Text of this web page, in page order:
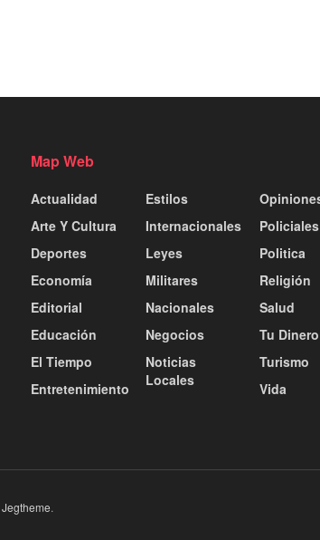
Map Web
Actualidad
Arte Y Cultura
Deportes
Economía
Editorial
Educación
El Tiempo
Entretenimiento
Estilos
Internacionales
Leyes
Militares
Nacionales
Negocios
Noticias
Locales
Policiales
Politica
Religión
Salud
Tu Dinero
Turismo
Vida
Jegtheme.